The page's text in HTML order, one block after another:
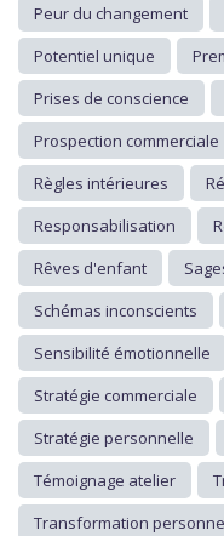
Peur du changement
Potentiel unique
Prises de conscience
Prospection commerciale
Règles intérieures
Responsabilisation
Rêves d'enfant
Schémas inconscients
Sensibilité émotionnelle
Stratégie commerciale
Stratégie personnelle
Témoignage atelier
Transformation